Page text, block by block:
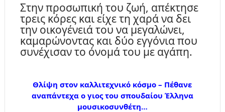
Στην προσωπική του ζωή, απέκτησε
τρεις κόρες και είχε τη χαρά να δει
την οικογένειά του να μεγαλώνει,
καμαρώνοντας και δύο εγγόνια που
συνέχισαν το όνομά του με αγάπη.
Θλίψη στον καλλιτεχνικό κόσμο – Πέθανε
αναπάντεχα ο γιος του σπουδαίου Έλληνα
μουσικοσυνθέτη…